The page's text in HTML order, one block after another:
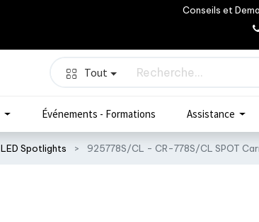
Conseils et
Tout
Événements - Formations Assistance
LED Spotlights 925778S/CL - CR-778S/CL SPOT